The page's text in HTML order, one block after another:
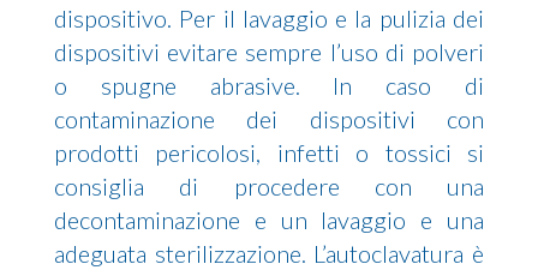
dispositivo. Per il lavaggio e la pulizia dei
dispositivi evitare sempre l’uso di polveri
o spugne abrasive. In caso di
contaminazione dei dispositivi con
prodotti pericolosi, infetti o tossici si
consiglia di procedere con una
decontaminazione e un lavaggio e una
adeguata sterilizzazione. L’autoclavatura è